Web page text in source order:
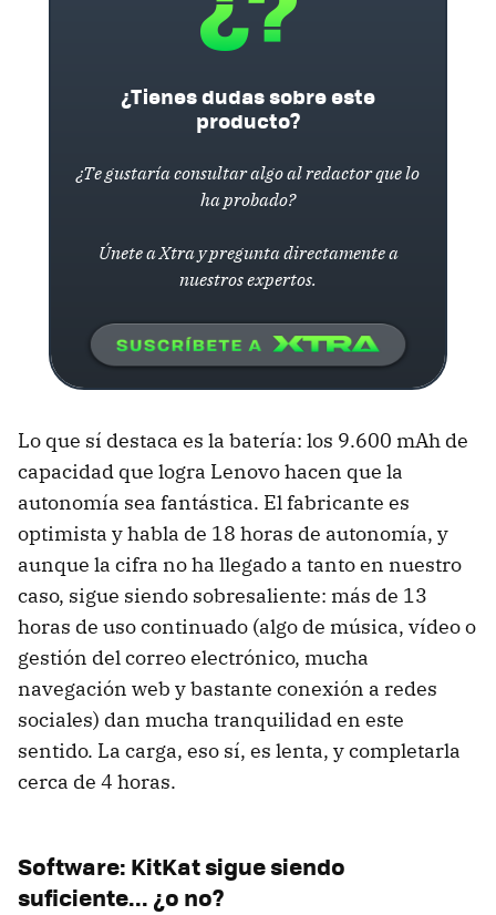
¿Tienes dudas sobre este
producto?
¿Te gustaría consultar algo al redactor que lo
ha probado?
Únete a Xtra y pregunta directamente a
nuestros expertos.
Lo que sí destaca es la batería: los 9.600 mAh de
capacidad que logra Lenovo hacen que la
autonomía sea fantástica. El fabricante es
optimista y habla de 18 horas de autonomía, y
aunque la cifra no ha llegado a tanto en nuestro
caso, sigue siendo sobresaliente: más de 13
horas de uso continuado (algo de música, vídeo o
gestión del correo electrónico, mucha
navegación web y bastante conexión a redes
sociales) dan mucha tranquilidad en este
sentido. La carga, eso sí, es lenta, y completarla
cerca de 4 horas.
Software: KitKat sigue siendo
suficiente... ¿o no?